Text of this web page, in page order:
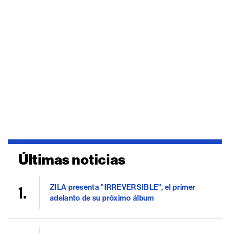
Últimas noticias
ZILA presenta "IRREVERSIBLE", el primer
adelanto de su próximo álbum